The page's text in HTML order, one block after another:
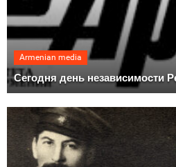
Armenian media
Сегодня день независимости